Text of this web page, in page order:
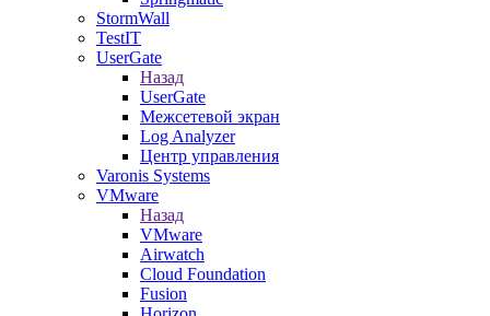
StormWall
TestIT
UserGate
Назад
UserGate
Межсетевой экран
Log Analyzer
Центр управления
Varonis Systems
VMware
Назад
VMware
Airwatch
Cloud Foundation
Fusion